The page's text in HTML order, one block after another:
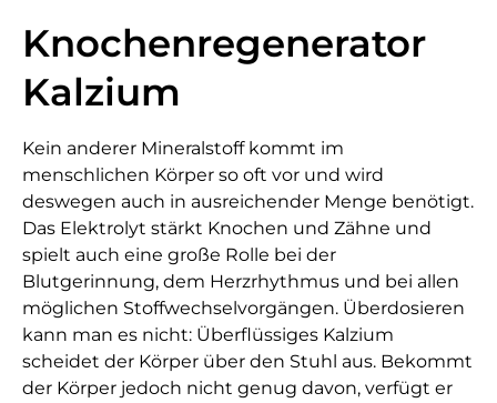
Knochenregenerator
Kalzium
Kein anderer Mineralstoff kommt im
menschlichen Körper so oft vor und wird
deswegen auch in ausreichender Menge benötigt.
Das Elektrolyt stärkt Knochen und Zähne und
spielt auch eine große Rolle bei der
Blutgerinnung, dem Herzrhythmus und bei allen
möglichen Stoffwechselvorgängen. Überdosieren
kann man es nicht: Überflüssiges Kalzium
scheidet der Körper über den Stuhl aus. Bekommt
der Körper jedoch nicht genug davon, verfügt er